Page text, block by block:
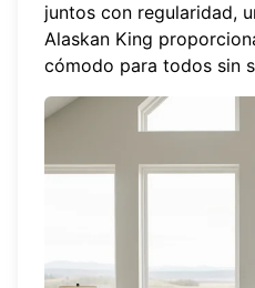
juntos con regularidad,
Alaskan King
cómodo para todos sin